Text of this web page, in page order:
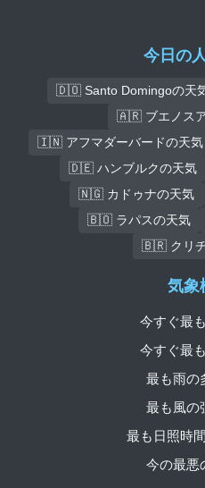
今日の
🇩🇴 Santo Domingoの天
🇦🇷 ブエノス
🇮🇳 アフマダーバードの天気
🇩🇪 ハンブルクの天気
🇳🇬 カドゥナの天気
🇧🇴 ラパスの天気
🇧🇷 クリ
気象
今すぐ最
今すぐ最
最も雨の
最も風の
最も日照時
今の最悪